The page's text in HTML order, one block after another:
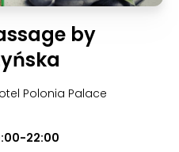
by
Polonia Palace
22:00